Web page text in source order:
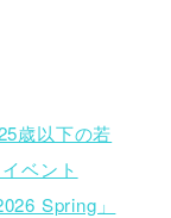
歳以下の若
ベント
Spring」